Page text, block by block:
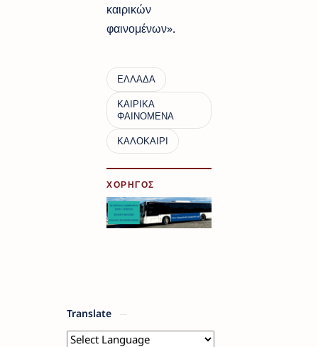
καιρικών
φαινομένων».
ΧΟΡΗΓΟΣ
Translate